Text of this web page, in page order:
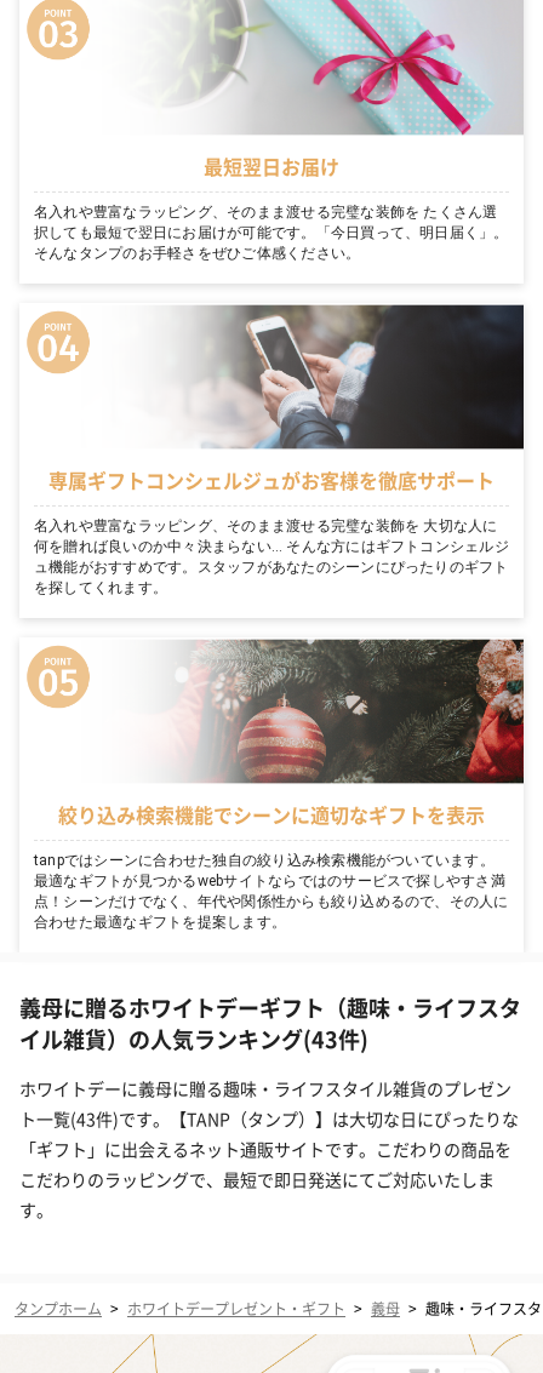
最短翌日お届け
名入れや豊富なラッピング、そのまま渡せる完璧な装飾を たくさん選
択しても最短で翌日にお届けが可能です。「今日買って、明日届く」。
そんなタンプのお手軽さをぜひご体感ください。
専属ギフトコンシェルジュがお客様を徹底サポート
名入れや豊富なラッピング、そのまま渡せる完璧な装飾を 大切な人に
何を贈れば良いのか中々決まらない… そんな方にはギフトコンシェルジ
ュ機能がおすすめです。スタッフがあなたのシーンにぴったりのギフト
を探してくれます。
絞り込み検索機能でシーンに適切なギフトを表示
tanpではシーンに合わせた独自の絞り込み検索機能がついています。
最適なギフトが見つかるwebサイトならではのサービスで探しやすさ満
点！シーンだけでなく、年代や関係性からも絞り込めるので、その人に
合わせた最適なギフトを提案します。
義母に贈るホワイトデーギフト（趣味・ライフスタ
イル雑貨）の人気ランキング(43件)
ホワイトデーに義母に贈る趣味・ライフスタイル雑貨のプレゼン
ト一覧(43件)です。【TANP（タンプ）】は大切な日にぴったりな
「ギフト」に出会えるネット通販サイトです。こだわりの商品を
こだわりのラッピングで、最短で即日発送にてご対応いたしま
す。
タンプホーム > ホワイトデープレゼント・ギフト > 義母 > 趣味・ライフス